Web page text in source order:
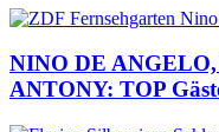
NINO DE
ANTONY: TOP